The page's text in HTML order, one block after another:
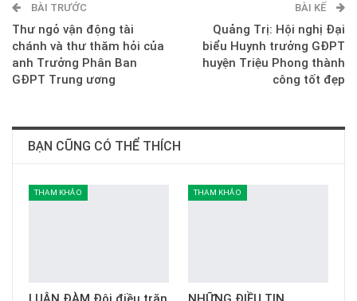
E-mail
BÀI TRƯỚC
Thư ngỏ vận động tài
chánh và thư thăm hỏi của
anh Trưởng Phân Ban
GĐPT Trung ương
BÀI KẾ
Quảng Trị: Hội nghị Đại
biểu Huynh trưởng GĐPT
huyện Triệu Phong thành
công tốt đẹp
BẠN CŨNG CÓ THỂ THÍCH
THAM KHẢO THAM KHẢO